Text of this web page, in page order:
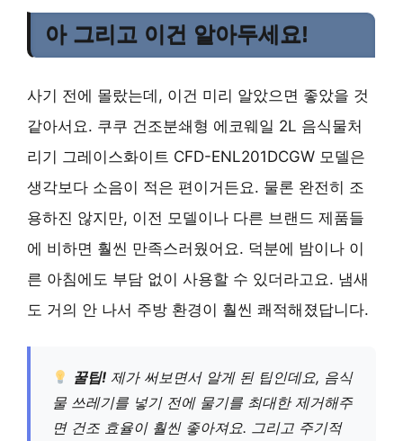
아 그리고 이건 알아두세요!
사기 전에 몰랐는데, 이건 미리 알았으면 좋았을 것
같아서요. 쿠쿠 건조분쇄형 에코웨일 2L 음식물처
리기 그레이스화이트 CFD-ENL201DCGW 모델은
생각보다 소음이 적은 편이거든요. 물론 완전히 조
용하진 않지만, 이전 모델이나 다른 브랜드 제품들
에 비하면 훨씬 만족스러웠어요. 덕분에 밤이나 이
른 아침에도 부담 없이 사용할 수 있더라고요. 냄새
도 거의 안 나서 주방 환경이 훨씬 쾌적해졌답니다.
꿀팁! 제가 써보면서 알게 된 팁인데요, 음식
물 쓰레기를 넣기 전에 물기를 최대한 제거해주
면 건조 효율이 훨씬 좋아져요. 그리고 주기적